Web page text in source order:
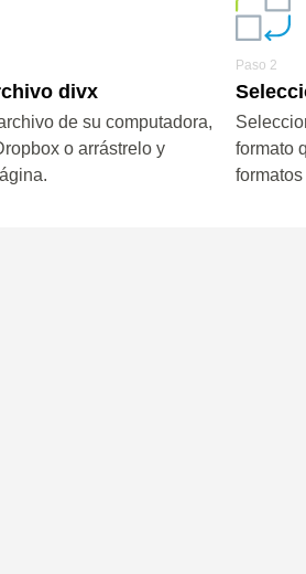
divx
de su computadora,
o arrástrelo y
Paso 2
formato